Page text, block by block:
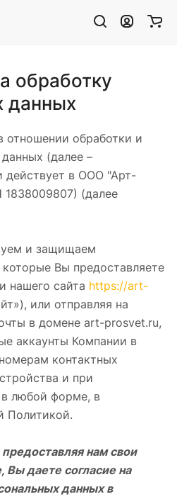
обработку
данных
отношении обработки и
(далее –
действует в ООО "Арт-
(далее
и защищаем
Вы предоставляете
нашего сайта https://art-
или отправляя на
в домене art-prosvet.ru,
аккаунты Компании в
контактных
и при
любой форме, в
Политикой.
нам свои
Вы даете согласие на
данных в